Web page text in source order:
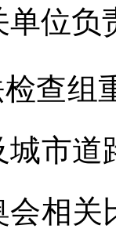
单位负
查组
城市道
会相关